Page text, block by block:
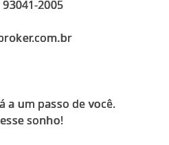
2005
a um passo de você.
sonho!